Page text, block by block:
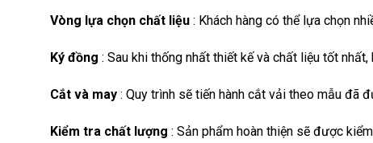
Vòng lựa chọn chất liệu : Khách hàng có thể lựa chọn
Ký đồng : Sau khi thống nhất thiết kế và chất liệu tốt
Cắt và may : Quy trình sẽ tiến hành cắt vải theo mẫu đã
Kiểm tra chất lượng : Sản phẩm hoàn thiện sẽ được